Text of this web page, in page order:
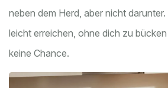
neben dem Herd, aber nicht
leicht erreichen, ohne dich zu
keine Chance.